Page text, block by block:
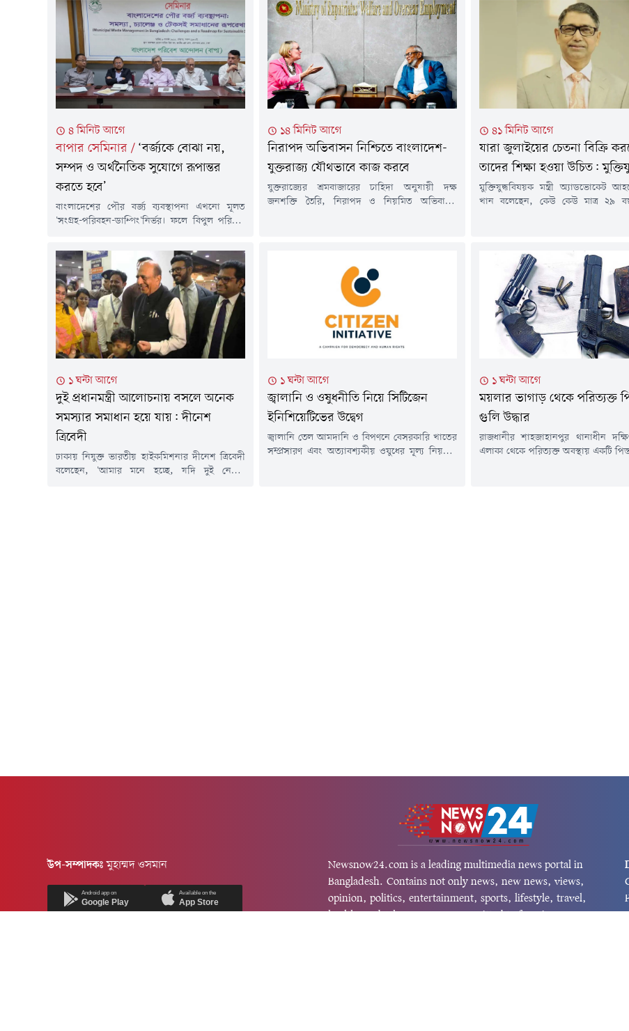
৪ মিনিট আগে
বাপার সেমিনার / ‘বর্জ্যকে বোঝা নয়,
সম্পদ ও অর্থনৈতিক সুযোগে রূপান্তর
করতে হবে’
বাংলাদেশের পৌর বর্জ্য ব্যবস্থাপনা এখনো মূলত
'সংগ্রহ-পরিবহন-ডাম্পিং'নির্ভর। ফলে বিপুল পরিমাণ
উৎপাদনের সম্ভাবনা কাজে লাগছে না। পাশাপাশি
উন্মুক্ত স্থান, জলাভূমি ও জলাশয়ে বর্জ্য ফেলার কারণে
পরিবেশদূষণ, মিথেন নিঃসরণ, জলাবদ্ধতা, বায়ুদূষণ
ও জনস্বাস্থ্যঝুঁকি বাড়ছে। এ পরিস্থিতিতে বর্জ্যকে বোঝা
হিসেবে না দেখে সম্পদ, জ্বালানি ও অর্থনৈতিক
সম্ভাবনায়...
১৪ মিনিট আগে
নিরাপদ অভিবাসন নিশ্চিতে বাংলাদেশ-
যুক্তরাজ্য যৌথভাবে কাজ করবে
যুক্তরাজ্যের শ্রমবাজারের চাহিদা অনুযায়ী দক্ষ
জনশক্তি তৈরি, নিরাপদ ও নিয়মিত অভিবাসন
বাংলাদেশ বর্তমানে শীর্ষ পাঁচ দেশের মধ্যে রয়েছে।
রবিবার (৯ আগস্ট) প্রবাসী কল্যাণ ও বৈদেশিক
কর্মসংস্থানমন্ত্রী আরিফুল হক...
৪১ মিনিট আগে
যারা জুলাইয়ের চেতনা বিক্রি
তাদের শিক্ষা হওয়া উচিত:
মুক্তিযুদ্ধবিষয়ক মন্ত্রী অ্যাডভোকেট
খান বলেছেন, কেউ কেউ মাত্র ২৯
আন্দোলনের ফসল। যারা জুলাইয়ের
করছেন, তাদের শিক্ষা নেওয়া
আগস্ট) বাংলাদেশ মেডিকেল
চিকিৎসকদের...
১ ঘন্টা আগে
দুই প্রধানমন্ত্রী আলোচনায় বসলে অনেক
সমস্যার সমাধান হয়ে যায়: দীনেশ
ত্রিবেদী
ঢাকায় নিযুক্ত ভারতীয় হাইকমিশনার দীনেশ ত্রিবেদী
বলেছেন, 'আমার মনে হচ্ছে, যদি দুই নেতার
১ ঘন্টা আগে
জ্বালানি ও ওষুধনীতি নিয়ে সিটিজেন
ইনিশিয়েটিভের উদ্বেগ
জ্বালানি তেল আমদানি ও বিপণনে বেসরকারি খাতের
সম্প্রসারণ এবং অত্যাবশ্যকীয় ওষুধের মূল্য নিয়ন্ত্রণে
১ ঘন্টা আগে
ময়লার ভাগাড় থেকে পরিত্যক্ত
গুলি উদ্ধার
রাজধানীর শাহজাহানপুর থানাধীন
এলাকা থেকে পরিত্যক্ত অবস্থায় একটি
উপ-সম্পাদকঃমুহাম্মদ ওসমান
Android app on
Google Play
Available on the
App Store
Newsnow24.com is a leading multimedia news portal in
Bangladesh. Contains not only news, new news, views,
opinion, politics, entertainment, sports, lifestyle, travel,
health, and others. We are committed to focusing on